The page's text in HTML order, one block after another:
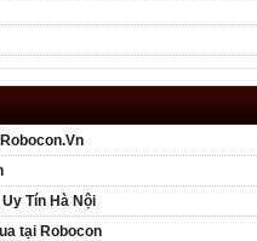
Tín Hà Nội
tại Robocon